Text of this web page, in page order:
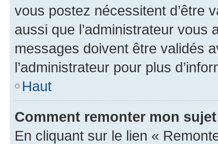
vous postez nécessitent d’être
aussi que l’administrateur vous
messages doivent être validés
l’administrateur pour plus
Haut
Comment remonter mon
En cliquant sur le lien «